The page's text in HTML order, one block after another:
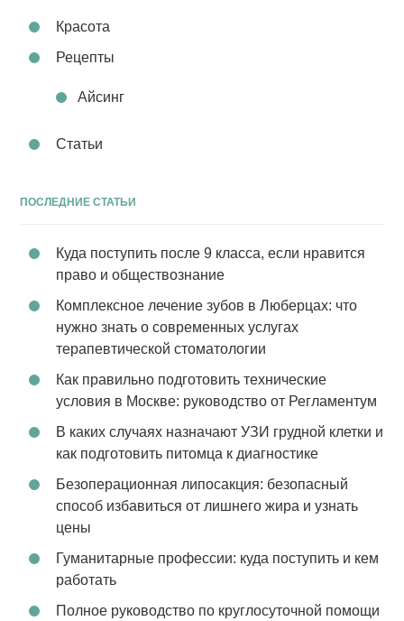
Красота
Рецепты
Айсинг
Статьи
ПОСЛЕДНИЕ СТАТЬИ
Куда поступить после 9 класса, если нравится
право и обществознание
Комплексное лечение зубов в Люберцах: что
нужно знать о современных услугах
терапевтической стоматологии
Как правильно подготовить технические
условия в Москве: руководство от Регламентум
В каких случаях назначают УЗИ грудной клетки и
как подготовить питомца к диагностике
Безоперационная липосакция: безопасный
способ избавиться от лишнего жира и узнать
цены
Гуманитарные профессии: куда поступить и кем
работать
Полное руководство по круглосуточной помощи